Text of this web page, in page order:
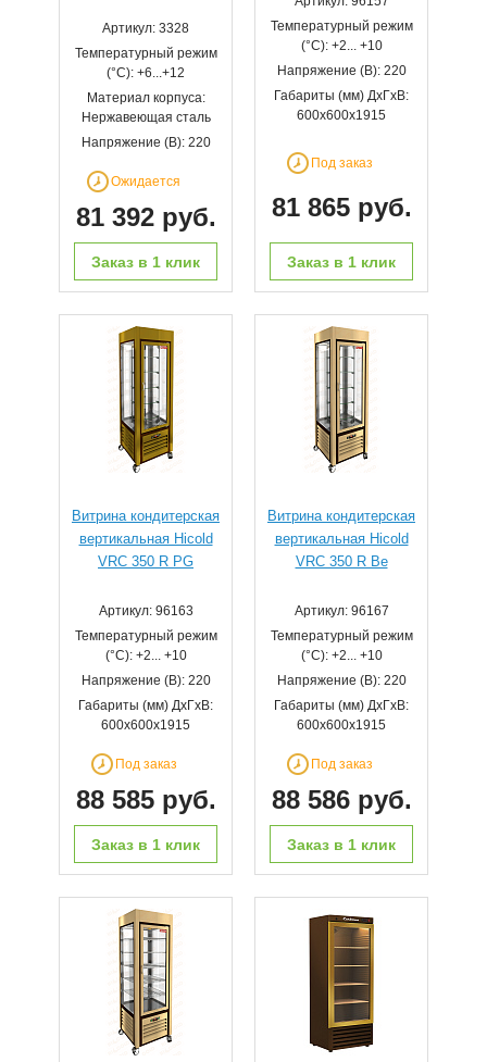
Артикул: 3328
Температурный режим
(°С): +6...+12
Материал корпуса:
Нержавеющая сталь
Напряжение (В): 220
Ожидается
81 392 руб.
Заказ в 1 клик
Температурный режим
(°С): +2... +10
Напряжение (В): 220
Габариты (мм) ДхГхВ:
600х600х1915
Под заказ
81 865 руб.
Заказ в 1 клик
Витрина кондитерская
вертикальная Hicold
VRC 350 R PG
Артикул: 96163
Температурный режим
(°С): +2... +10
Напряжение (В): 220
Габариты (мм) ДхГхВ:
600х600х1915
Под заказ
88 585 руб.
Заказ в 1 клик
Витрина кондитерская
вертикальная Hicold
VRC 350 R Be
Артикул: 96167
Температурный режим
(°С): +2... +10
Напряжение (В): 220
Габариты (мм) ДхГхВ:
600х600х1915
Под заказ
88 586 руб.
Заказ в 1 клик